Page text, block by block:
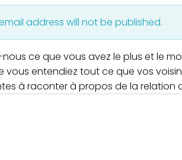
address will not be published.
ce que vous avez le plus et le
vous entendiez tout ce que vos
à raconter à propos de la relation